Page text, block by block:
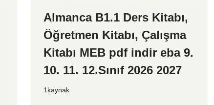
Almanca B1.1 Ders Kitabı,
Öğretmen Kitabı, Çalışma
Kitabı MEB pdf indir eba 9.
10. 11. 12.Sınıf 2026 2027
1kaynak